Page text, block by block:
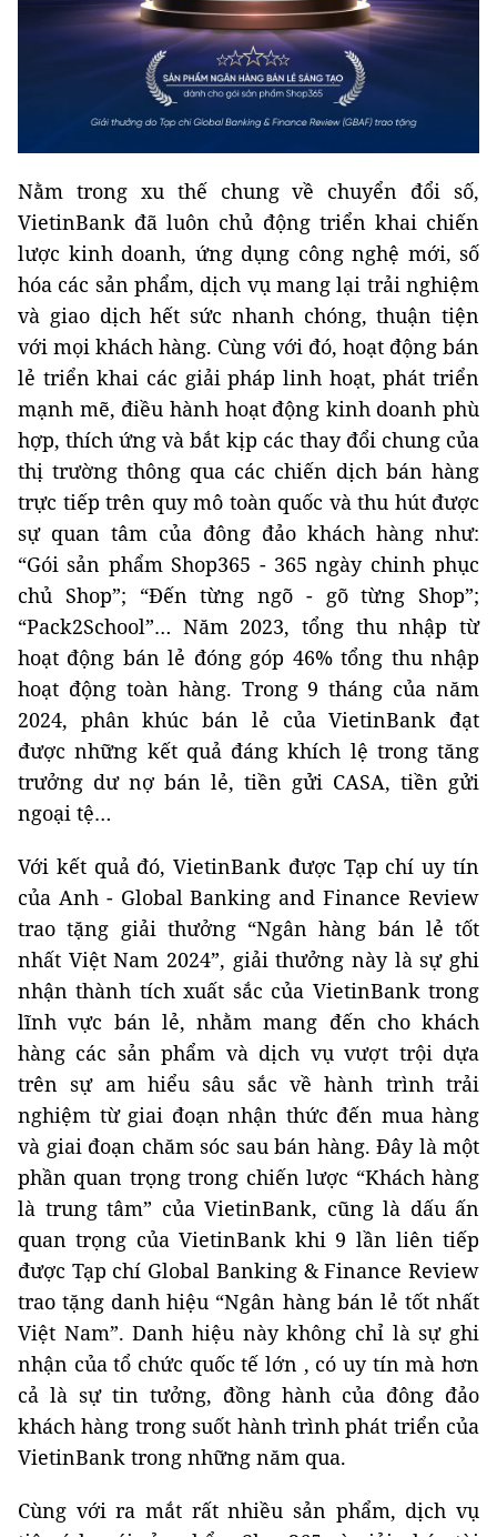
Nằm trong xu thế chung về chuyển đổi số,
VietinBank đã luôn chủ động triển khai chiến
lược kinh doanh, ứng dụng công nghệ mới, số
hóa các sản phẩm, dịch vụ mang lại trải nghiệm
và giao dịch hết sức nhanh chóng, thuận tiện
với mọi khách hàng. Cùng với đó, hoạt động bán
lẻ triển khai các giải pháp linh hoạt, phát triển
mạnh mẽ, điều hành hoạt động kinh doanh phù
hợp, thích ứng và bắt kịp các thay đổi chung của
thị trường thông qua các chiến dịch bán hàng
trực tiếp trên quy mô toàn quốc và thu hút được
sự quan tâm của đông đảo khách hàng như:
“Gói sản phẩm Shop365 - 365 ngày chinh phục
chủ Shop”; “Đến từng ngõ - gõ từng Shop”;
“Pack2School”… Năm 2023, tổng thu nhập từ
hoạt động bán lẻ đóng góp 46% tổng thu nhập
hoạt động toàn hàng. Trong 9 tháng của năm
2024, phân khúc bán lẻ của VietinBank đạt
được những kết quả đáng khích lệ trong tăng
trưởng dư nợ bán lẻ, tiền gửi CASA, tiền gửi
ngoại tệ…
Với kết quả đó, VietinBank được Tạp chí uy tín
của Anh - Global Banking and Finance Review
trao tặng giải thưởng “Ngân hàng bán lẻ tốt
nhất Việt Nam 2024”, giải thưởng này là sự ghi
nhận thành tích xuất sắc của VietinBank trong
lĩnh vực bán lẻ, nhằm mang đến cho khách
hàng các sản phẩm và dịch vụ vượt trội dựa
trên sự am hiểu sâu sắc về hành trình trải
nghiệm từ giai đoạn nhận thức đến mua hàng
và giai đoạn chăm sóc sau bán hàng. Đây là một
phần quan trọng trong chiến lược “Khách hàng
là trung tâm” của VietinBank, cũng là dấu ấn
quan trọng của VietinBank khi 9 lần liên tiếp
được Tạp chí Global Banking & Finance Review
trao tặng danh hiệu “Ngân hàng bán lẻ tốt nhất
Việt Nam”. Danh hiệu này không chỉ là sự ghi
nhận của tổ chức quốc tế lớn , có uy tín mà hơn
cả là sự tin tưởng, đồng hành của đông đảo
khách hàng trong suốt hành trình phát triển của
VietinBank trong những năm qua.
Cùng với ra mắt rất nhiều sản phẩm, dịch vụ